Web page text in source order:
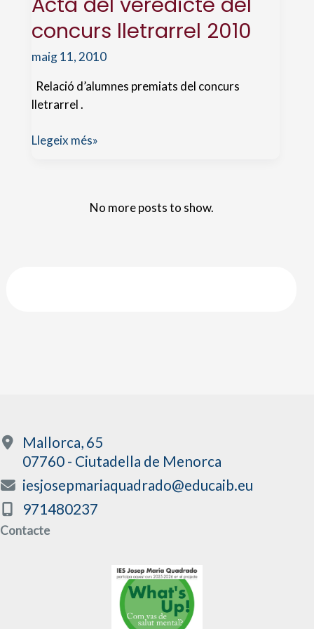
concurs lletrarrel 2010
maig 11, 2010
Relació d’alumnes premiats del concurs
lletrarrel .
Acta
Llegeix més»
No more posts to show.
Mallorca, 65
07760 - Ciutadella de Menorca
iesjosepmariaquadrado@educaib.eu
971480237
Contacte